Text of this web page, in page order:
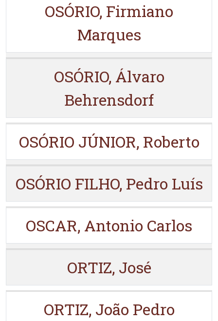
OSÓRIO, Firmiano
Marques
OSÓRIO, Álvaro
Behrensdorf
OSÓRIO JÚNIOR, Roberto
OSÓRIO FILHO, Pedro Luís
OSCAR, Antonio Carlos
ORTIZ, José
ORTIZ, João Pedro